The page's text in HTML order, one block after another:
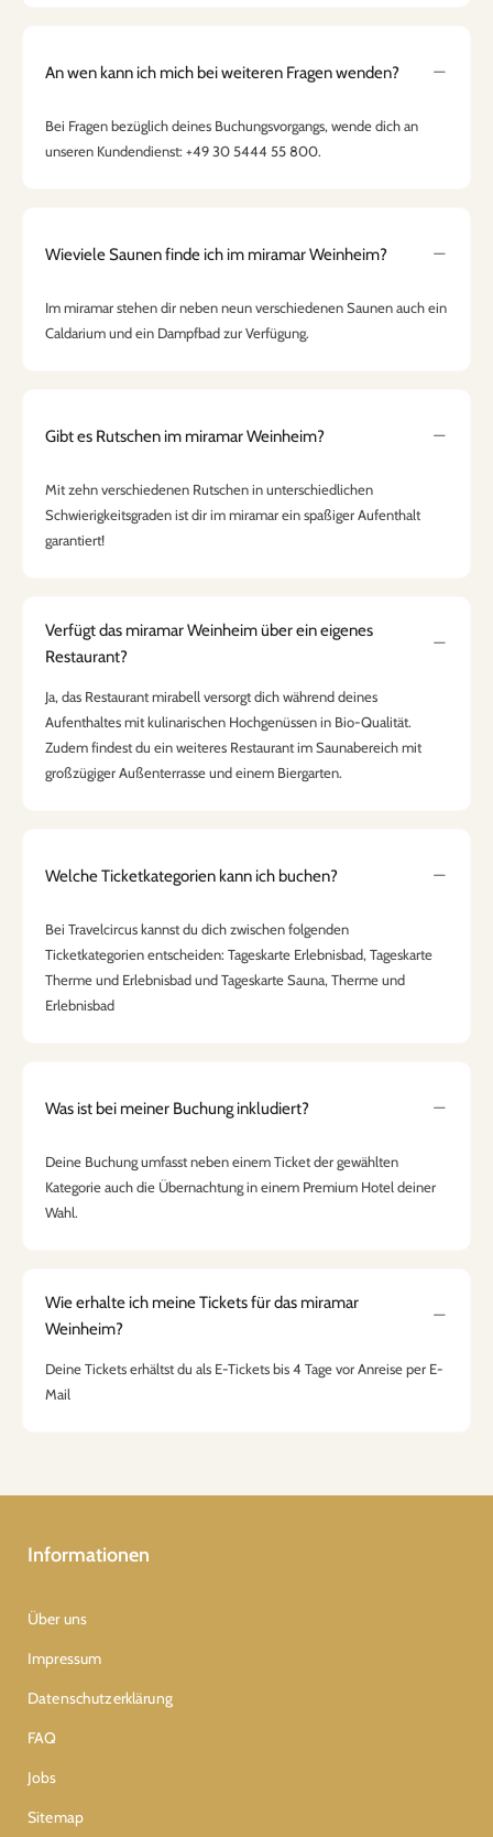
An wen kann ich mich bei weiteren Fragen wenden?
Bei Fragen bezüglich deines Buchungsvorgangs, wende dich an
unseren Kundendienst: +49 30 5444 55 800.
Wieviele Saunen finde ich im miramar Weinheim?
Im miramar stehen dir neben neun verschiedenen Saunen auch ein
Caldarium und ein Dampfbad zur Verfügung.
Gibt es Rutschen im miramar Weinheim?
Mit zehn verschiedenen Rutschen in unterschiedlichen
Schwierigkeitsgraden ist dir im miramar ein spaßiger Aufenthalt
garantiert!
Verfügt das miramar Weinheim über ein eigenes
Restaurant?
Ja, das Restaurant mirabell versorgt dich während deines
Aufenthaltes mit kulinarischen Hochgenüssen in Bio-Qualität.
Zudem findest du ein weiteres Restaurant im Saunabereich mit
großzügiger Außenterrasse und einem Biergarten.
Welche Ticketkategorien kann ich buchen?
Bei Travelcircus kannst du dich zwischen folgenden
Ticketkategorien entscheiden: Tageskarte Erlebnisbad, Tageskarte
Therme und Erlebnisbad und Tageskarte Sauna, Therme und
Erlebnisbad
Was ist bei meiner Buchung inkludiert?
Deine Buchung umfasst neben einem Ticket der gewählten
Kategorie auch die Übernachtung in einem Premium Hotel deiner
Wahl.
Wie erhalte ich meine Tickets für das miramar
Weinheim?
Deine Tickets erhältst du als E-Tickets bis 4 Tage vor Anreise per E-
Mail
Informationen
Über uns
Impressum
Datenschutzerklärung
FAQ
Jobs
Sitemap